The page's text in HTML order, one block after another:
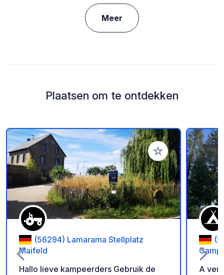
Meer
Plaatsen om te ontdekken
Voeg toe aan je
(56294) Lamarama Stellplatz
Maifeld
Hallo lieve kampeerders Gebruik de
A